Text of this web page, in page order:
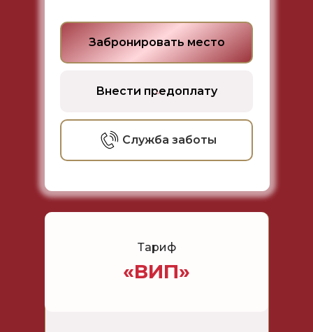
Забронировать место
Служба заботы
«ВИП»
Тариф
Внести предоплату